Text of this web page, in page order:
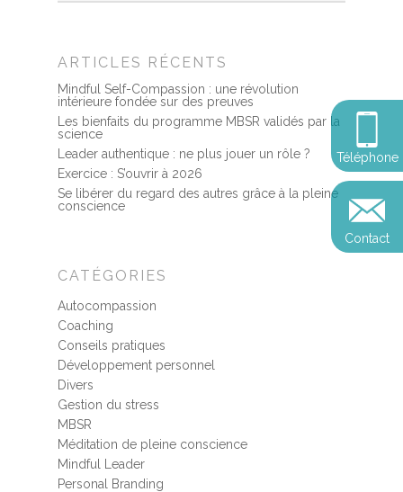
ARTICLES RÉCENTS
Mindful Self-Compassion : une révolution
intérieure fondée sur des preuves
Les bienfaits du programme MBSR validés par la
science
Leader authentique : ne plus jouer un rôle ?
Exercice : S’ouvrir à 2026
Se libérer du regard des autres grâce à la pleine
conscience
CATÉGORIES
Autocompassion
Coaching
Conseils pratiques
Développement personnel
Divers
Gestion du stress
MBSR
Méditation de pleine conscience
Mindful Leader
Personal Branding
Téléphone
Contact
Retraite de pleine
Calendrier
Devenir praticien en
de pleine conscience
Thérapie
Somatic Expériencing
Programmes
Révelez votre
Conférences
Développement
personnel
Révelez votre
votre impact
Reconversion et
professionnelle
Explorer
et découvrir